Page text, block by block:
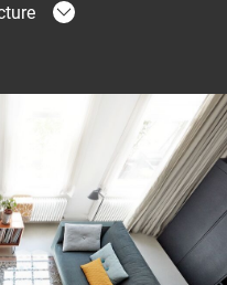
de connexions
veille les appareils non
la technologie Ultra
les plus subtils
accentués et les
et l'équaliseur